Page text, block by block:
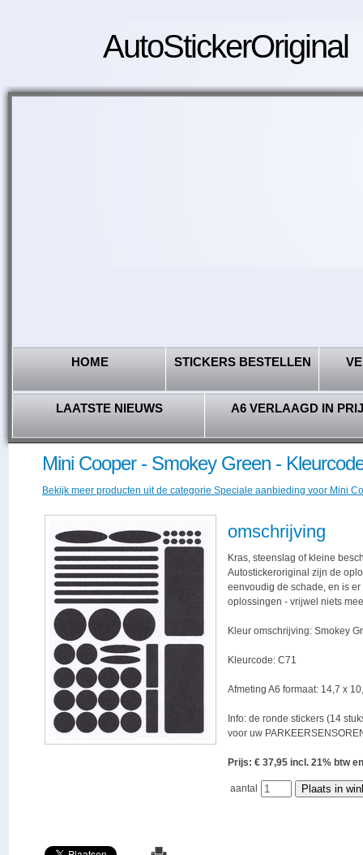
AutoStickerOriginal
HOME STICKERS BESTELLEN
LAATSTE NIEUWS A6 VERLAAGD IN
Mini Cooper - Smokey Green -
Bekijk meer producten uit de categorie Speciale aanbieding voor Mini
omschrijving
Kras, steenslag of kleine
Autostickeroriginal zijn de
eenvoudig de schade, en is
oplossingen - vrijwel niets
Kleur omschrijving: Smokey
Kleurcode: C71
Afmeting A6 formaat: 14,7 x
Info: de ronde stickers (14
voor uw
Prijs: € 37,95 incl. 21% btw
aantal